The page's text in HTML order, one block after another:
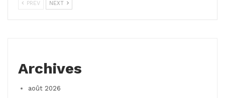
PREV NEXT
Archives
août 2026